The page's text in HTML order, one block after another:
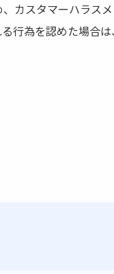
カスタマーハラス
行為を認めた場合